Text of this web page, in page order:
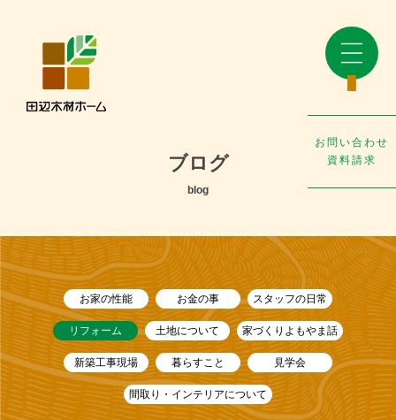
お問い合わせ
資料請求
ブログ
blog
お家の性能 お金の事 スタッフの日常
リフォーム 土地について 家づくりよもやま話
新築工事現場 暮らすこと 見学会
間取り・インテリアについて